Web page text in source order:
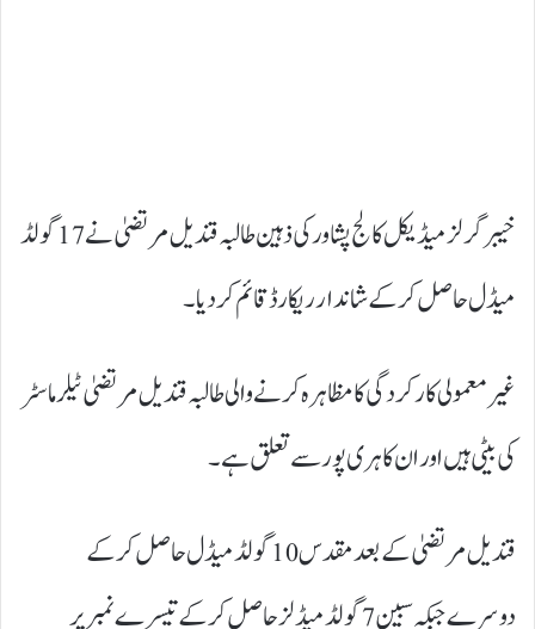
خیبر گرلز میڈیکل کالج پشاور کی ذہین طالبہ قندیل مرتضیٰ نے 17 گولڈ
میڈل حاصل کر کے شاندار ریکارڈ قائم کر دیا۔
غیر معمولی کارکردگی کا مظاہرہ کرنے والی طالبہ قندیل مرتضیٰ ٹیلر ماسٹر
کی بیٹی ہیں اور ان کا ہری پور سے تعلق ہے۔
قندیل مرتضیٰ کے بعد مقدس 10 گولڈ میڈل حاصل کر کے
دوسرے جبکہ سبین 7 گولڈ میڈلز حاصل کر کے تیسرے نمبر پر